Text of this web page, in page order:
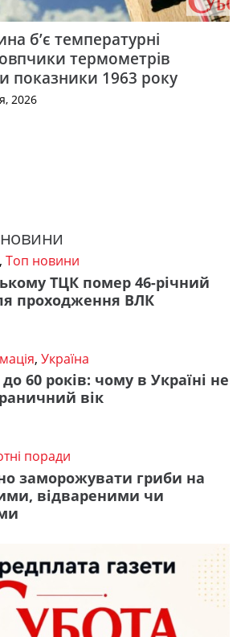
б’є температурні
термометрів
показники 1963 року
2026
, Топ новини
ТЦК помер 46-річний
проходження ВЛК
, Україна
до 60 років: чому в Україні не
вік
поради
заморожувати гриби на
відвареними чи